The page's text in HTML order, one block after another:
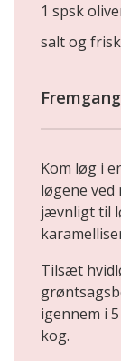
1 spsk
salt og
Kom løg i
løgene ved
jævnligt til
Tilsæt
igennem i
kog.